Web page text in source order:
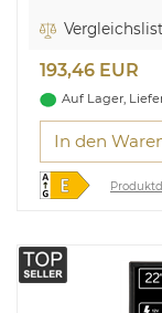
LG ThinQ:
USB-Recording
12V Betrieb
193,46 EUR
Auf Lager,
In den